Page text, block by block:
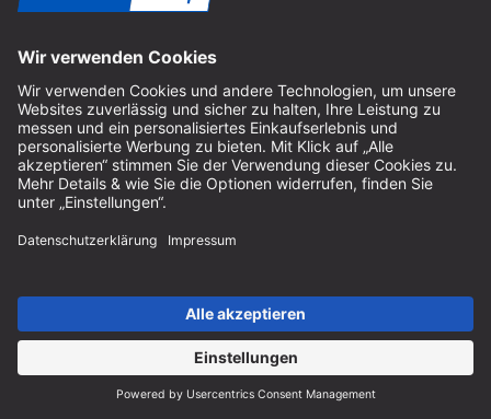
info@sautershop.de
Service-Hotline
+49 (0) 8152 92898-81
info@sautershop.de
Telefonzeit Montag bis Freitag
08:30 - 12:30 Uhr & 14:00 - 16:30 Uhr
Store / Ladengeschäft
Arzbergerstraße 4